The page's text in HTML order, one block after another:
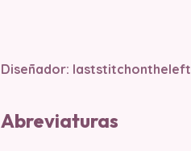
Diseñador: laststitchontheleft
Abreviaturas